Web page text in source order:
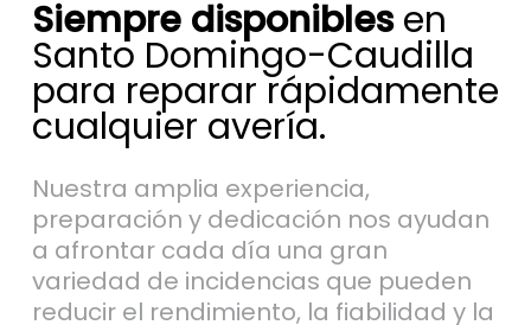
Siempre disponiblesen
Santo Domingo-Caudilla
para reparar rápidamente
cualquier avería.
Nuestra amplia experiencia,
preparación y dedicación nos ayudan
a afrontar cada día una gran
variedad de incidencias que pueden
reducir el rendimiento, la fiabilidad y la